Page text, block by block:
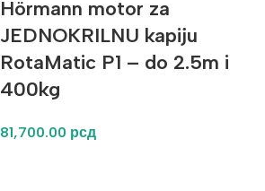
Hörmann motor za
JEDNOKRILNU kapiju
RotaMatic P1 – do 2.5m i
400kg
81,700.00 рсд